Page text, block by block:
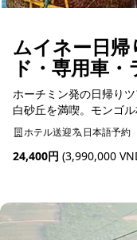
ムイネー日帰
ド・専用車
ホーチミン発の日帰り
白砂丘を満喫。モンゴ
ストランで癒しのひと時
ホテル送迎 日本語予約
24,400円 (3,990,000